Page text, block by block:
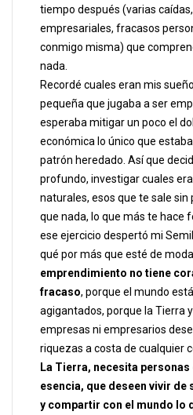
tiempo después (varias
empresariales, fracasos
conmigo misma) que
nada.
Recordé cuales eran mis
pequeña que jugaba a ser
esperaba mitigar un poco el
económica lo único que
patrón heredado. Así que
profundo, investigar cuales
naturales, esos que te sale
que nada, lo que más te hace
ese ejercicio despertó mi
qué por más que esté de
emprendimiento no tiene
fracaso, porque el mundo
agigantados, porque la Tierra
empresas ni empresarios
riquezas a costa de cualquier
La Tierra, necesita
esencia, que deseen vivir de
y compartir con el mundo lo